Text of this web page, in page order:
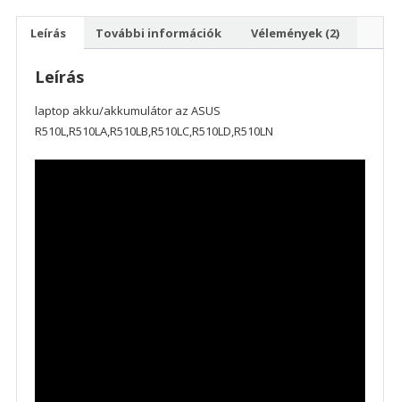
Leírás További információk Vélemények (2)
Leírás
laptop akku/akkumulátor az ASUS
R510L,R510LA,R510LB,R510LC,R510LD,R510LN